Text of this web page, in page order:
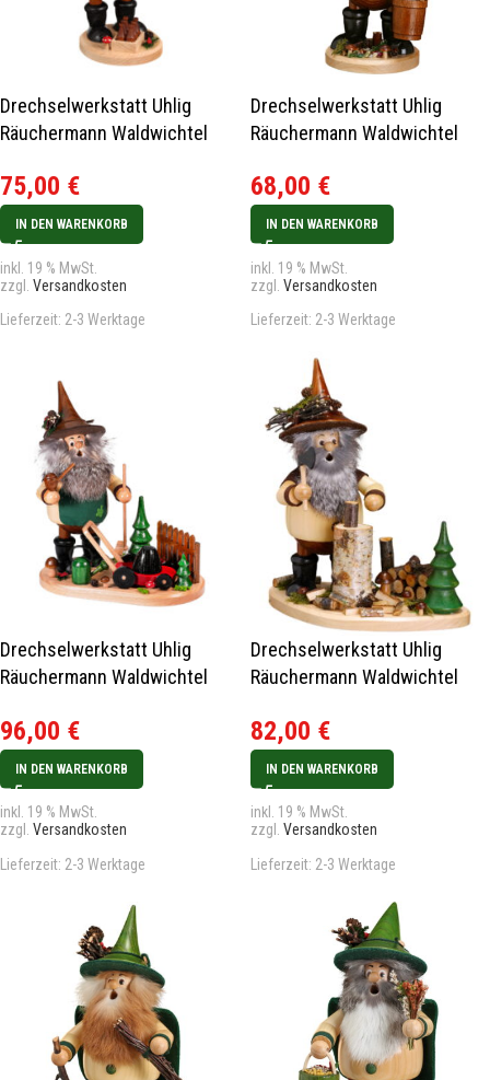
Drechselwerkstatt Uhlig
Räuchermann Waldwichtel
75,00 €
IN DEN WARENKORB
inkl. 19 % MwSt.
zzgl. Versandkosten
Lieferzeit: 2-3 Werktage
Drechselwerkstatt Uhlig
Räuchermann Waldwichtel
68,00 €
IN DEN WARENKORB
inkl. 19 % MwSt.
zzgl. Versandkosten
Lieferzeit: 2-3 Werktage
Drechselwerkstatt Uhlig
Räuchermann Waldwichtel
96,00 €
IN DEN WARENKORB
inkl. 19 % MwSt.
zzgl. Versandkosten
Lieferzeit: 2-3 Werktage
Drechselwerkstatt Uhlig
Räuchermann Waldwichtel
82,00 €
IN DEN WARENKORB
inkl. 19 % MwSt.
zzgl. Versandkosten
Lieferzeit: 2-3 Werktage